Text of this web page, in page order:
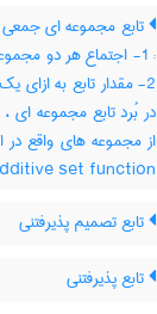
تابع مجموعه ای جمعی
: 1- اجتماع هر دو
2- مقدار تابع به ازای
در بُرد تابع مجموعه ای
set function
تابع تصمیم پذیرفتنی
تابع پذیرفتنی